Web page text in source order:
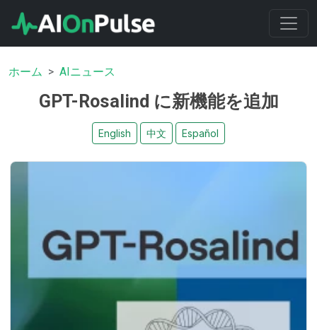
ホーム AIニュース
GPT-Rosalind に新機能を追加
English 中文 Español